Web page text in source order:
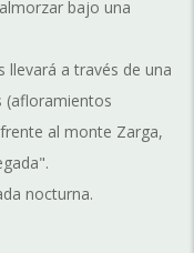
bajo una
llevará a través de una
(afloramientos
al monte Zarga,
nocturna.